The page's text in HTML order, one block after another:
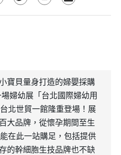
寶貝量身打造的婦嬰採購
婦幼展「台北國際婦幼用
北世貿一館隆重登場！展
大品牌，從懷孕期間至生
在此一站購足，包括提供
的幹細胞生技品牌也不缺